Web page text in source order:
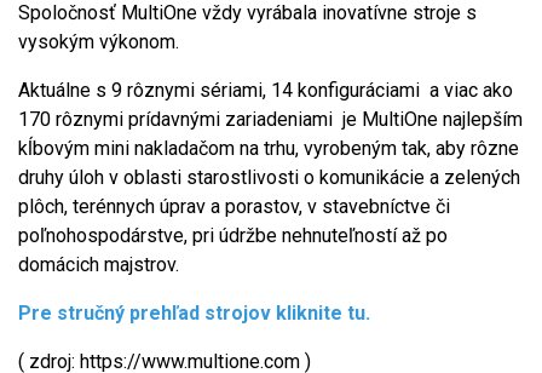
Spoločnosť MultiOne vždy vyrábala inovatívne stroje s
vysokým výkonom.
Aktuálne s 9 rôznymi sériami, 14 konfiguráciami a viac ako
170 rôznymi prídavnými zariadeniami je MultiOne najlepším
kĺbovým mini nakladačom na trhu, vyrobeným tak, aby rôzne
druhy úloh v oblasti starostlivosti o komunikácie a zelených
plôch, terénnych úprav a porastov, v stavebníctve či
poľnohospodárstve, pri údržbe nehnuteľností až po
domácich majstrov.
Pre stručný prehľad strojov kliknite tu.
( zdroj: https://www.multione.com )